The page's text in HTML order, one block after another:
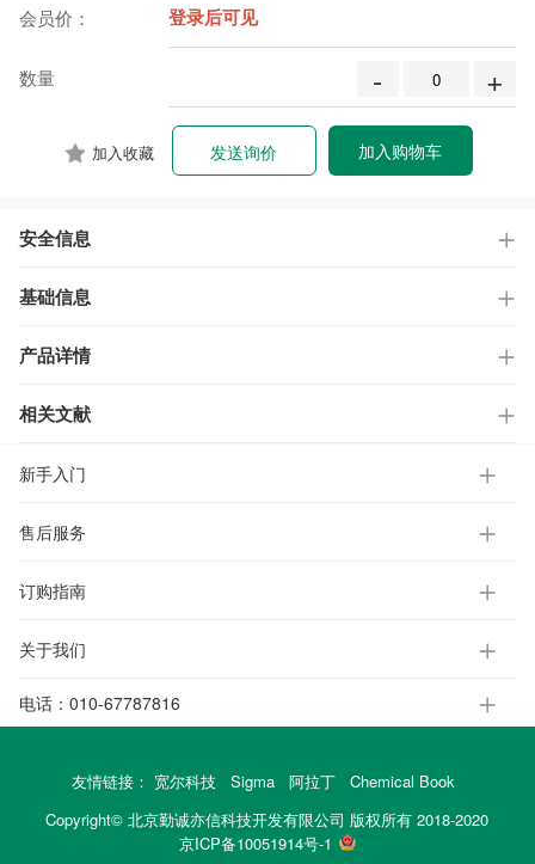
会员价： 登录后可见
数量 - +
加入收藏 加入购物车
发送询价
安全信息
基础信息
产品详情
相关文献
新手入门
售后服务
订购指南
关于我们
电话： 010-67787816
友情链接： 宽尔科技 Sigma 阿拉丁
Chemical Book
Copyright© 北京勤诚亦信科技开发有限公司 版权所有 2018-2020
京ICP备10051914号-1